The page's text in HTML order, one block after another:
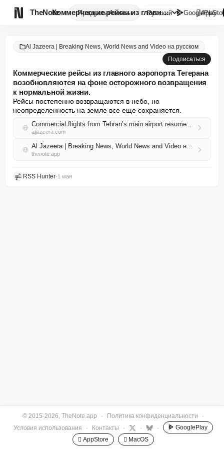
TheNote ПродуктыАгенты Коммерческие рейсы из главного...
Русский GooglePlay

Al Jazeera | Breaking News, World News and Video на русском
Подписаться
Коммерческие рейсы из главного аэропорта Тегерана
возобновляются на фоне осторожного возвращения
к нормальной жизни.
Рейсы постепенно возвращаются в небо, но
неопределенность на земле все еще сохраняется.
Commercial flights from Tehran’s main airport resume amid cautious normalcy
aljazeera.com
Al Jazeera | Breaking News, World News and Video на русском RSS
thenote.app
RSS Hunter•1 мая
© 2015-2026, TheNote.app · Политика конфиденциальности
·
Условия использования
· Контакты · · ·
GooglePlay
 AppStore
 MacOS